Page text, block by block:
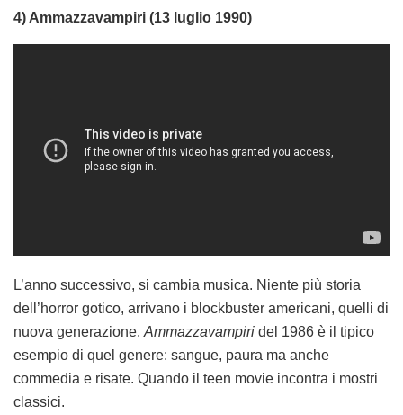
4) Ammazzavampiri (13 luglio 1990)
L’anno successivo, si cambia musica. Niente più storia
dell’horror gotico, arrivano i blockbuster americani, quelli di
nuova generazione. Ammazzavampiri del 1986 è il tipico
esempio di quel genere: sangue, paura ma anche
commedia e risate. Quando il teen movie incontra i mostri
classici.